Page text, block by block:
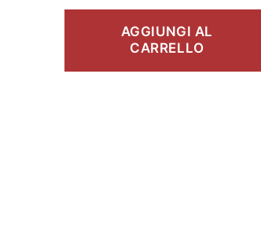
AGGIUNGI AL
CARRELLO